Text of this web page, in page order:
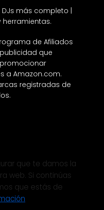
DJs más completo |
herramientas.
de Afiliados
que
a Amazon.com.
registradas de
que te damos la
web. Si continúas
que estás de